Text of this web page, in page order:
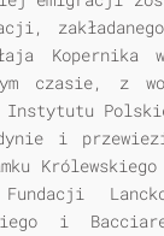
Kopernika
czasie, z
Instytutu
i
i